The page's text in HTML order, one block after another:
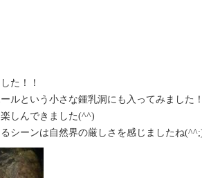
た！！
ルという小さな鍾乳洞にも入ってみました！
しんできました(^^)
シーンは自然界の厳しさを感じましたね